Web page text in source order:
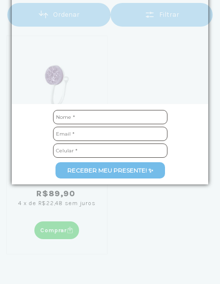
RECEBER MEU PRESENTE! ✨
Ordenar Filtrar
Piercing de Prata
Pressão Drusa Roxa -
Coleção Essência
R$89,90
4 x de R$22,48 sem juros
Comprar